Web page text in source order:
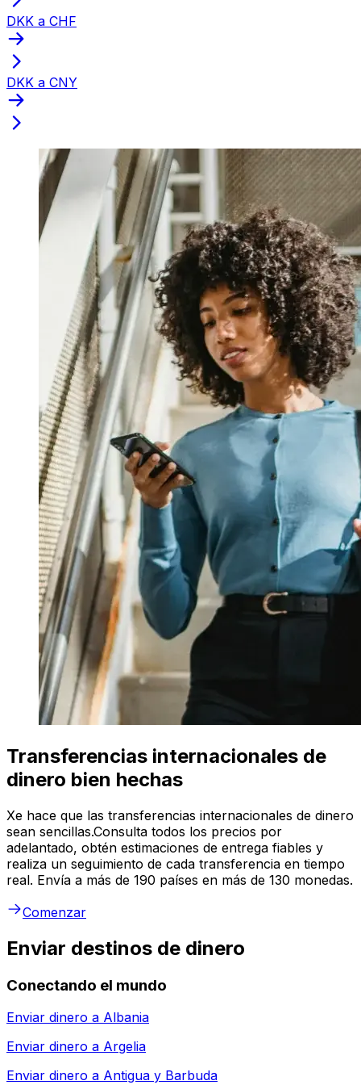
DKK a CHF
DKK a CNY
Transferencias internacionales de
dinero bien hechas
Xe hace que las transferencias internacionales de dinero
sean sencillas.Consulta todos los precios por
adelantado, obtén estimaciones de entrega fiables y
realiza un seguimiento de cada transferencia en tiempo
real. Envía a más de 190 países en más de 130 monedas.
Comenzar
Enviar destinos de dinero
Conectando el mundo
Enviar dinero a Albania
Enviar dinero a Argelia
Enviar dinero a Antigua y Barbuda